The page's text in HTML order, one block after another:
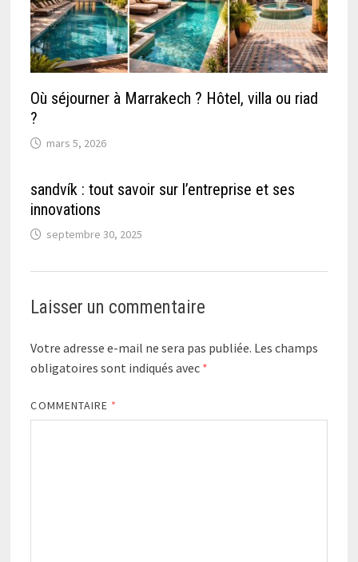
Où séjourner à Marrakech ? Hôtel, villa ou riad
?
mars 5, 2026
sandvík : tout savoir sur l’entreprise et ses
innovations
septembre 30, 2025
Laisser un commentaire
Votre adresse e-mail ne sera pas publiée. Les champs
obligatoires sont indiqués avec *
COMMENTAIRE *